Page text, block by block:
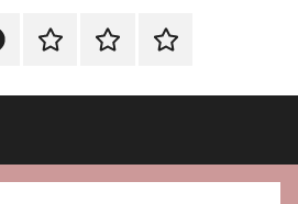
Devenir
pour
du
Comment
un
à
Nos